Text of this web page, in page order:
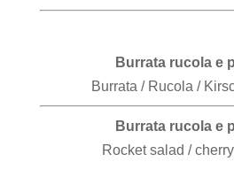
Burrata rucola e
Burrata / Rucola /
Burrata rucola e
Rocket salad /